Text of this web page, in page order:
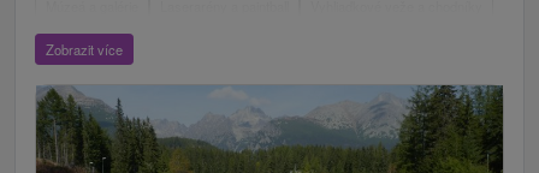
ZOO a zvieracie farmy
Hrady, zámky, zrúcaniny
Mestské a zámocké parky
Štíty
Jazerá, plesá, vodné nádrže
Technické pamiatky
Pamätníky
Vodopády
Drevené kostolíky Pramene Divadlá
Jazda na koni
Zobrazit více